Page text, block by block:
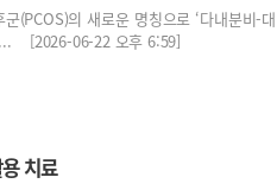
(PCOS)의 새로운 명칭으로 ‘다내분비-대
[2026-06-22 오후 6:59]
치료